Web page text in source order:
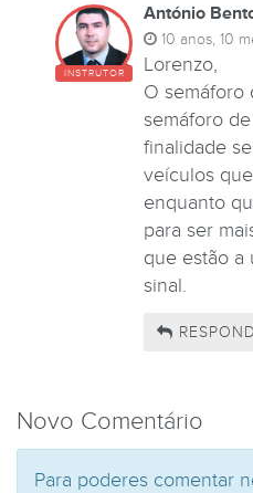
INSTRUTOR
António
10 anos, 10
Lorenzo,
O semáforo
semáforo
finalidade
veículos
enquanto
para ser
que estão a
sinal.
Novo Comentário
Para poderes comentar